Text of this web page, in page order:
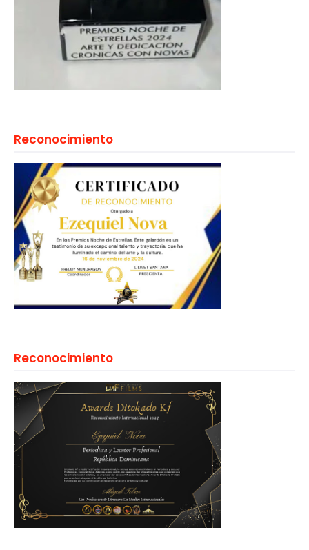
Reconocimiento
Reconocimiento